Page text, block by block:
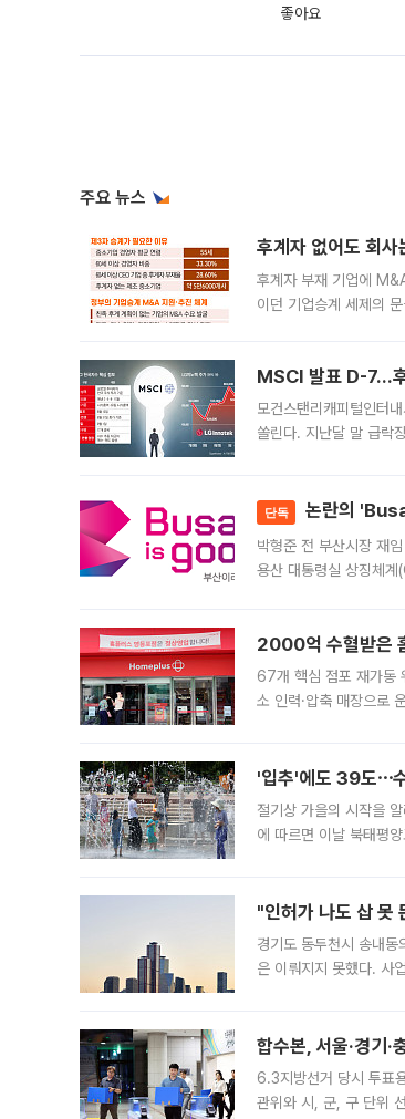
좋아요
주요 뉴스
후계자 없어도 회
후계자 부재 기업에
이던 기업승계 세제의
MSCI 발표 D-7…
모건스탠리캐피털인터
쏠린다. 지난달 말 급락
단독 논란의
박형준 전 부산시장 재
용산 대통령실 상징체
2000억 수혈받은
67개 핵심 점포 재가동
소 인력·압축 매장으로
'입추'에도 39도⋯
절기상 가을의 시작을
에 따르면 이날 북태평
"인허가 나도 삽
경기도 동두천시 송내
은 이뤄지지 못했다. 사
합수본, 서울·경기·
6.3지방선거 당시 투표
관위와 시, 군, 구 단위